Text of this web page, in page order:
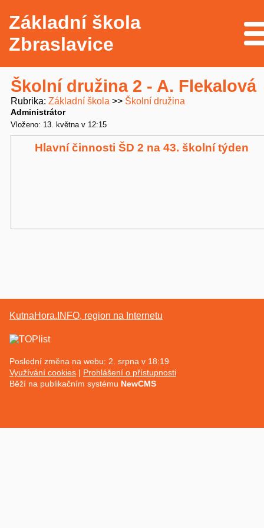
Základní škola
Zbraslavice
Školní družina 2 - A. Flekalová
Rubrika Základní škola Školní družina
Administrátor
Vloženo: 13. května v 12:15
Hlavní činnosti ŠD 2 na 43. školní týden
KutnaHora.INFO, region na Internetu
Poslední změna na webu: 2. srpna v 18:19
Využívání cookies
Prohlášení o přístupnosti
Běží na publikačním systému NewCMS